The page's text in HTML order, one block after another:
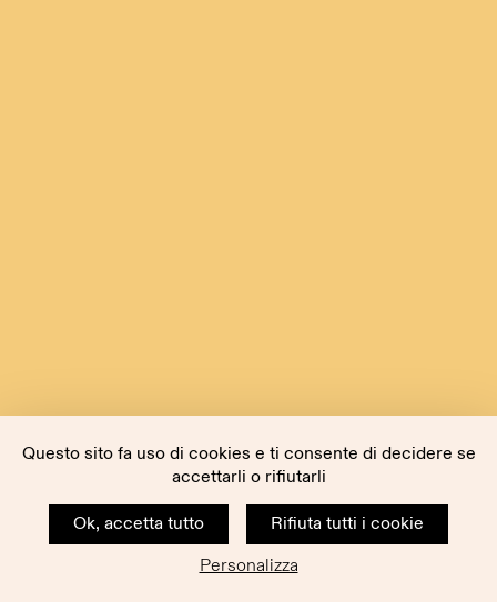
Questo sito fa uso di cookies e ti consente di decidere se
accettarli o rifiutarli
Ok, accetta tutto
Rifiuta tutti i cookie
Personalizza